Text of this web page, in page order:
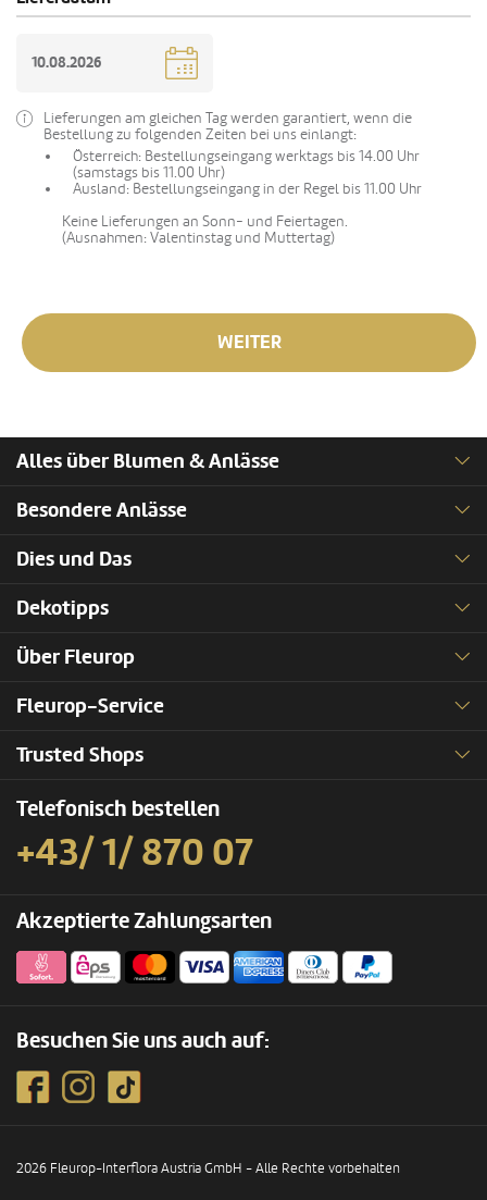
Lieferungen am gleichen Tag werden garantiert, wenn die
Bestellung zu folgenden Zeiten bei uns einlangt:
Österreich: Bestellungseingang werktags bis 14.00 Uhr
(samstags bis 11.00 Uhr)
Ausland: Bestellungseingang in der Regel bis 11.00 Uhr
Keine Lieferungen an Sonn- und Feiertagen.
(Ausnahmen: Valentinstag und Muttertag)
WEITER
Alles über Blumen & Anlässe
Besondere Anlässe
Dies und Das
Dekotipps
Über Fleurop
Fleurop-Service
Trusted Shops
Telefonisch bestellen
+43/ 1/ 870 07
Akzeptierte Zahlungsarten
Besuchen Sie uns auch auf:
2026 Fleurop-Interflora Austria GmbH - Alle Rechte vorbehalten